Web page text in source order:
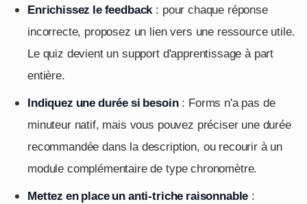
Enrichissez le feedback: pour chaque réponse
incorrecte, proposez un lien vers une ressource utile.
Le quiz devient un support d'apprentissage à part
entière.
Indiquez une durée si besoin: Forms n'a pas de
minuteur natif, mais vous pouvez préciser une durée
recommandée dans la description, ou recourir à un
module complémentaire de type chronomètre.
Mettez en place un anti-triche raisonnable :